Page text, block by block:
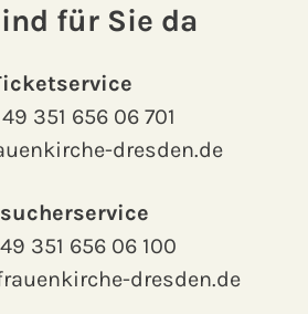
für Sie da
351 656 06 701
dresden.de
351 656 06 100
dresden.de